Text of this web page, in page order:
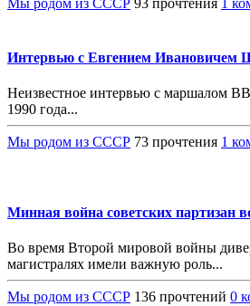
Интервью с Евгением
Неизвестное интервью с маршалом
1990 года...
Мы родом из СССР 73 прочтения 1
Минная война советских партизан
Во время Второй мировой войны
магистралях имели важную роль...
Мы родом из СССР 136 прочтений 0